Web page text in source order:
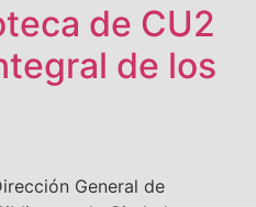
de CU2
de los
General de